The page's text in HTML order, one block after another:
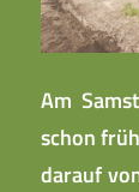
Am
schon
darauf